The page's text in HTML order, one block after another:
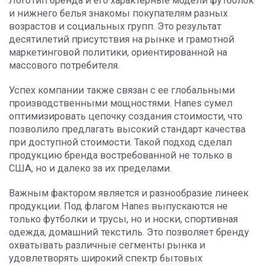
и нижнего белья знакомы покупателям разных
возрастов и социальных групп. Это результат
десятилетий присутствия на рынке и грамотной
маркетинговой политики, ориентированной на
массового потребителя.
Успех компании также связан с ее глобальными
производственными мощностями. Hanes сумел
оптимизировать цепочку создания стоимости, что
позволило предлагать высокий стандарт качества
при доступной стоимости. Такой подход сделал
продукцию бренда востребованной не только в
США, но и далеко за их пределами.
Важным фактором является и разнообразие линеек
продукции. Под флагом Hanes выпускаются не
только футболки и трусы, но и носки, спортивная
одежда, домашний текстиль. Это позволяет бренду
охватывать различные сегменты рынка и
удовлетворять широкий спектр бытовых